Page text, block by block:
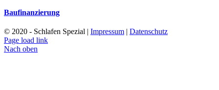
Baufinanzierung
© 2020 - Schlafen Spezial | Impressum | Datenschutz
Page load link
Nach oben